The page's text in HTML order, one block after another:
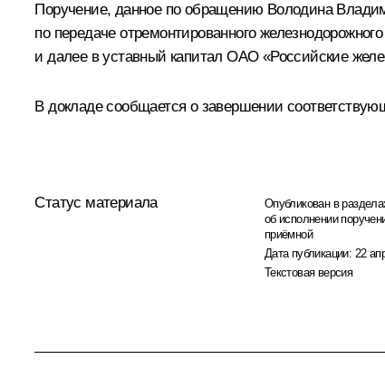
Поручение, данное по обращению Володина
по передаче отремонтированного
и далее в уставный капитал ОАО «Российские
В докладе сообщается о завершении
Статус материала Опубликован в
об исполнении
приёмной
Дата публикации: 22
Текстовая версия